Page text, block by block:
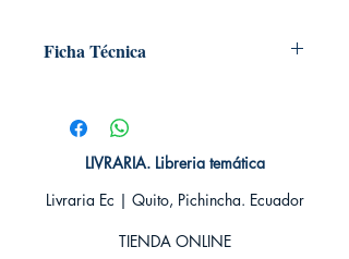
Ficha Técnica
Editorial: DEBOLSILLO
Idioma: Castellano
Encuadernación: Blanda
Categoría: Novela Romántica -
Tamaño: Grande
LIVRARIA. Libreria temática
Livraria Ec | Quito, Pichincha. Ecuador
TIENDA ONLINE​